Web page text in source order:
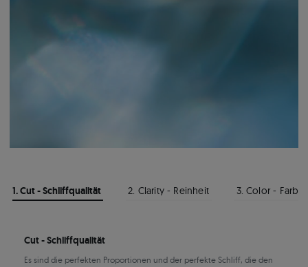
1. Cut - Schliffqualität 2. Clarity - Reinheit 3. Color - Farbe
Cut - Schliffqualität
Es sind die perfekten Proportionen und der perfekte Schliff, die den